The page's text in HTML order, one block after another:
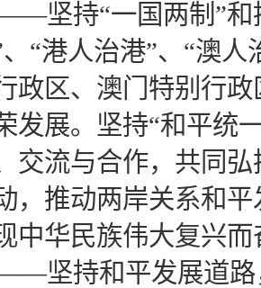
坚持“一国两制”和
、“港人治港”、“澳
政区、澳门特别行
发展。坚持“和平统
交流与合作，共同
，推动两岸关系和
中华民族伟大复兴而
坚持和平发展道路